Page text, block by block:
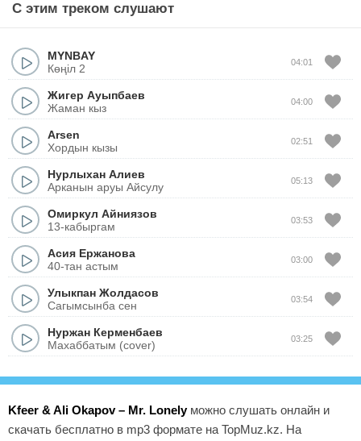
С этим треком слушают
MYNBAY
Көңіл 2
04:01
Жигер Ауыпбаев
Жаман кыз
04:00
Arsen
Хордын кызы
02:51
Нурлыхан Алиев
Арканын аруы Айсулу
05:13
Омиркул Айниязов
13-кабыргам
03:53
Асия Ержанова
40-тан астым
03:00
Улыкпан Жолдасов
Сагымсынба сен
03:54
Нуржан Керменбаев
Махаббатым (cover)
03:25
Kfeer & Ali Okapov – Mr. Lonelyможно слушать онлайн и
скачать бесплатно в mp3 формате на TopMuz.kz. На